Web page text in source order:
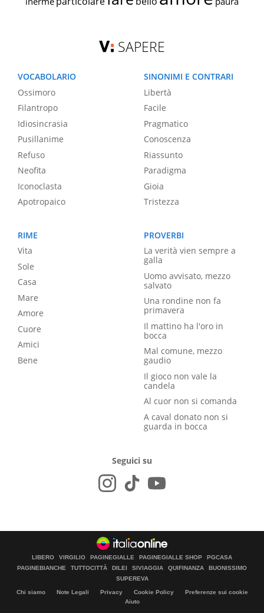
SAPERE
VOCABOLARIO
Ossimoro
Filantropo
Idiosincrasia
Pusillanime
Refuso
Neofita
Iconoclasta
Apotropaico
SINONIMI E CONTRARI
Libertà
Facile
Pragmatico
Conoscenza
Riassunto
Paradigma
Gioia
Tristezza
RIME
Vita
Sole
Casa
Mare
Amore
Cuore
Amici
Bene
PROVERBI
La verità vien sempre a
galla
Uomo avvisato, mezzo
salvato
Una rondine non fa
primavera
Il mattino ha l'oro in
bocca
Mal comune, mezzo
gaudio
Il gioco non vale la
candela
Al cuor non si comanda
A caval donato non si
guarda in bocca
Seguici su
LIBERO VIRGILIO PAGINEGIALLE PAGINEGIALLE SHOP
PGCASA
PAGINEBIANCHE
TUTTOCITTÀ DILEI SIVIAGGIA QUIFINANZA
BUONISSIMO
SUPEREVA
Chi siamo Note Legali Privacy Cookie Policy
Preferenze sui cookie
Aiuto